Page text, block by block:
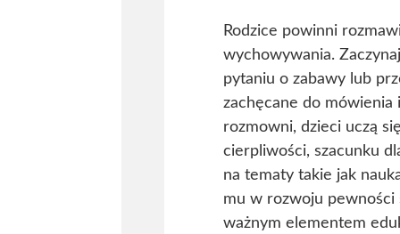
Rodzice powinni
wychowywania.
pytaniu o zabawy lub
zachęcane do mówienia
rozmowni, dzieci uczą
cierpliwości, szacunku
na tematy takie jak
mu w rozwoju pewności
ważnym elementem